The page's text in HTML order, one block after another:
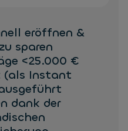
eröffnen &
sparen
<25.000 €
(als Instant
dank der